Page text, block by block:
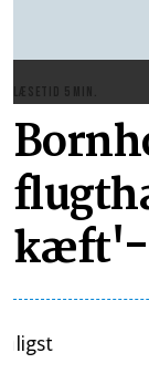
LÆSETID 5 MIN.
kæft'-